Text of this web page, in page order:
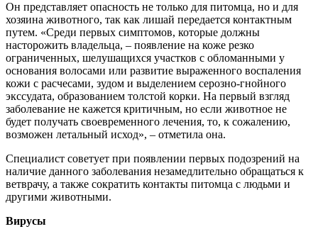
Он представляет опасность не только для питомца, но и для
хозяина животного, так как лишай передается контактным
путем. «Среди первых симптомов, которые должны
насторожить владельца, – появление на коже резко
ограниченных, шелушащихся участков с обломанными у
основания волосами или развитие выраженного воспаления
кожи с расчесами, зудом и выделением серозно-гнойного
экссудата, образованием толстой корки. На первый взгляд
заболевание не кажется критичным, но если животное не
будет получать своевременного лечения, то, к сожалению,
возможен летальный исход», – отметила она.
Специалист советует при появлении первых подозрений на
наличие данного заболевания незамедлительно обращаться к
ветврачу, а также сократить контакты питомца с людьми и
другими животными.
Вирусы